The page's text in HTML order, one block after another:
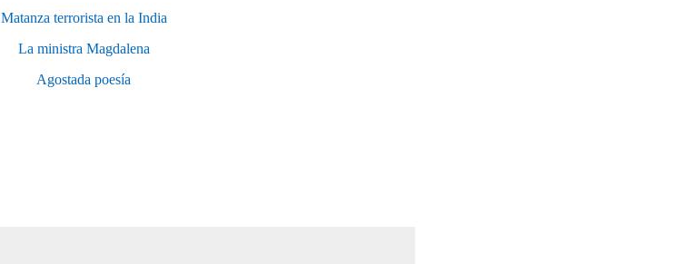
Matanza terrorista en la India
La ministra Magdalena
Agostada poesía